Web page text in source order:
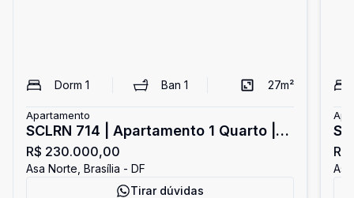
Dorm 1 Ban 1 27m²
Apartamento
SCLRN 714 | Apartamento 1 Quarto |
Asa Norte
R$ 230.000,00
Asa Norte, Brasília - DF
Tirar dúvidas